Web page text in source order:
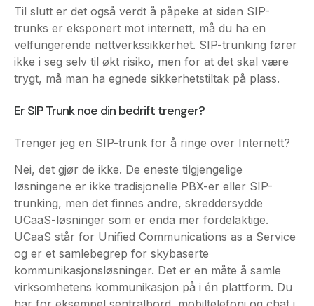
ikke i seg selv til økt risiko, men for at det skal være
trygt, må man ha egnede sikkerhetstiltak på plass.
Er SIP Trunk noe din bedrift trenger?
Nei, det gjør de ikke. De eneste tilgjengelige
løsningene er ikke tradisjonelle PBX-er eller SIP-
trunking, men det finnes andre, skreddersydde
UCaaS-løsninger som er enda mer fordelaktige.
UCaaSstår for Unified Communications as a Service
og er et samlebegrep for skybaserte
kommunikasjonsløsninger. Det er en måte å samle
virksomhetens kommunikasjon på i én plattform. Du
har for eksempel sentralbord, mobiltelefoni og chat i
én og samme app.
Hvem passer SIP-trunking for?